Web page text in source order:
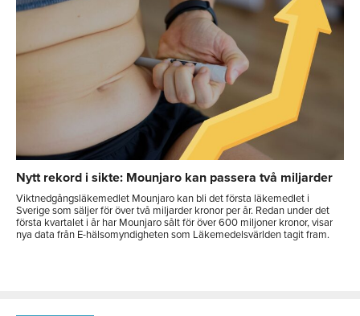
Nytt rekord i sikte: Mounjaro kan passera två miljarder
Viktnedgångsläkemedlet Mounjaro kan bli det första läkemedlet i
Sverige som säljer för över två miljarder kronor per år. Redan under det
första kvartalet i år har Mounjaro sålt för över 600 miljoner kronor, visar
nya data från E-hälsomyndigheten som Läkemedelsvärlden tagit fram.